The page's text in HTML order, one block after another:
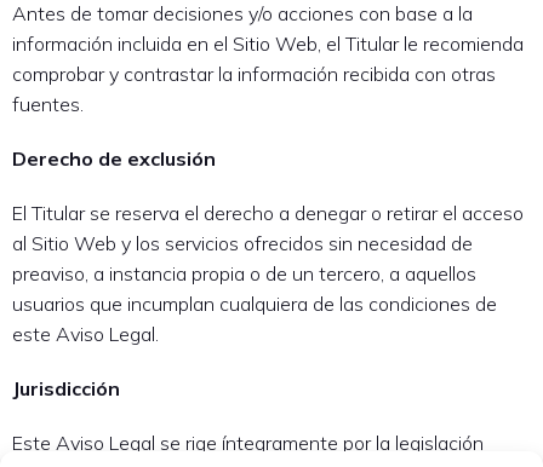
Antes de tomar decisiones y/o acciones con base a la
información incluida en el Sitio Web, el Titular le recomienda
comprobar y contrastar la información recibida con otras
fuentes.
Derecho de exclusión
El Titular se reserva el derecho a denegar o retirar el acceso
al Sitio Web y los servicios ofrecidos sin necesidad de
preaviso, a instancia propia o de un tercero, a aquellos
usuarios que incumplan cualquiera de las condiciones de
este Aviso Legal.
Jurisdicción
Este Aviso Legal se rige íntegramente por la legislación